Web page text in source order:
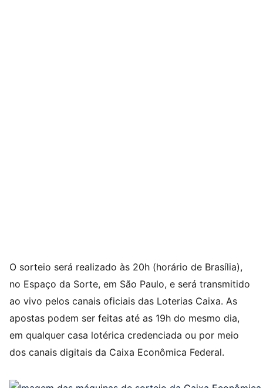
O sorteio será realizado às 20h (horário de Brasília),
no Espaço da Sorte, em São Paulo, e será transmitido
ao vivo pelos canais oficiais das Loterias Caixa. As
apostas podem ser feitas até as 19h do mesmo dia,
em qualquer casa lotérica credenciada ou por meio
dos canais digitais da Caixa Econômica Federal.